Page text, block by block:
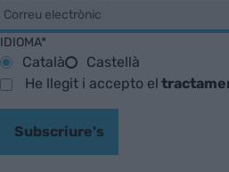
IDIOMA*
Català
Castellà
He llegit i accepto el
Subscriure's